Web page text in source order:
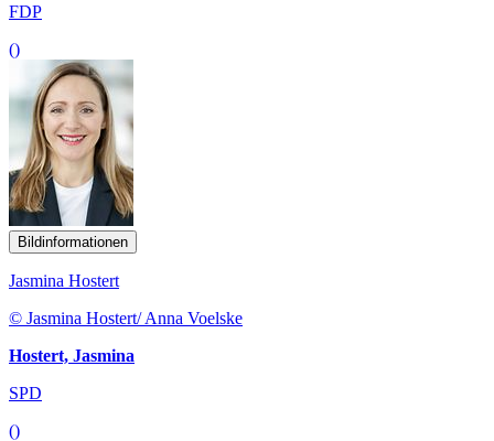
FDP
()
Bildinformationen
Jasmina Hostert
© Jasmina Hostert/ Anna Voelske
Hostert, Jasmina
SPD
()